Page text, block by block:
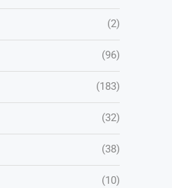
(2)
(96)
(183)
(32)
(38)
(10)